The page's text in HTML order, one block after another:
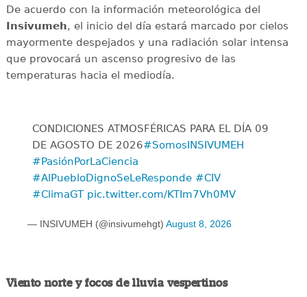
De acuerdo con la información meteorológica del
Insivumeh, el inicio del día estará marcado por cielos
mayormente despejados y una radiación solar intensa
que provocará un ascenso progresivo de las
temperaturas hacia el mediodía.
CONDICIONES ATMOSFÉRICAS PARA EL DÍA 09
DE AGOSTO DE 2026#SomosINSIVUMEH
#PasiónPorLaCiencia
#AlPuebloDignoSeLeResponde #CIV
#ClimaGT pic.twitter.com/KTIm7Vh0MV
— INSIVUMEH (@insivumehgt) August 8, 2026
Viento norte y focos de lluvia vespertinos